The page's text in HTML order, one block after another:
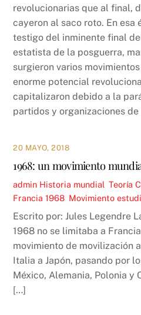
revolucionarias que al final,
cayeron al saco roto. En esa
testigo del inminente final
estatista de la posguerra,
surgieron varios
enorme potencial
capitalizaron debido a la
partidos y organizaciones de
20 MAYO, 2018
1968: un movimiento
admin Historia mundial ,Teoría
Francia 1968 Movimiento
Escrito por: Jules Legendre
1968 no se limitaba a
movimiento de movilización
Italia a Japón, pasando por
México, Alemania, Polonia y
[…]